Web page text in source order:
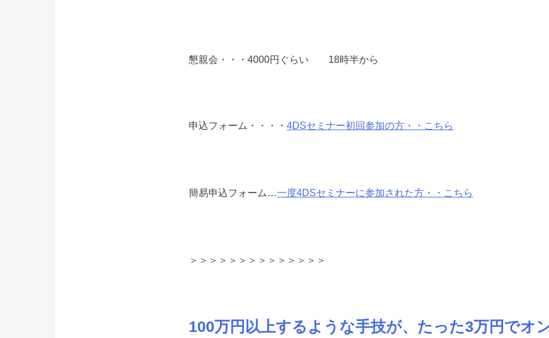
懇親会・・・4000円ぐらい 18時半から
申込フォーム・・・・ 4DSセミナー初回参加の方・・こちら
簡易申込フォーム…一度4DSセミナーに参加された方・・こちら
＞＞＞＞＞＞＞＞＞＞＞＞＞＞
100万円以上するような手技が、たった3万円でオ